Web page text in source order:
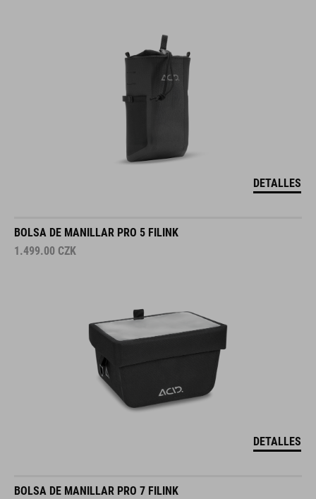
DETALLES
BOLSA DE MANILLAR PRO 5 FILINK
1.499.00 CZK
DETALLES
BOLSA DE MANILLAR PRO 7 FILINK